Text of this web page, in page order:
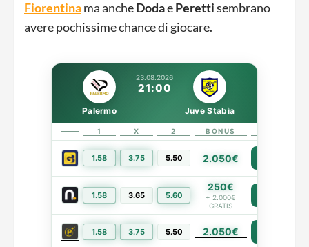
Fiorentinama ancheDodaePerettisembrano
avere pochissime chance di giocare.
23.08.2026
21:00
Palermo Juve Stabia
1 X 2 BONUS
1.58 3.75 5.50 2.050€
1.58 3.65 5.60
250€
+ 2.000€
GRATIS
1.58 3.75 5.50 2.050€